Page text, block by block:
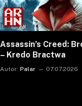
Assassin’s Creed:
– Kredo Bractwa
Autor: Palar 07.07.2026